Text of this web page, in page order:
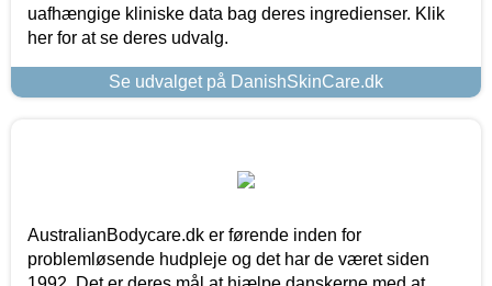
uafhængige kliniske data bag deres ingredienser. Klik
her for at se deres udvalg.
Se udvalget på DanishSkinCare.dk
AustralianBodycare.dk er førende inden for
problemløsende hudpleje og det har de været siden